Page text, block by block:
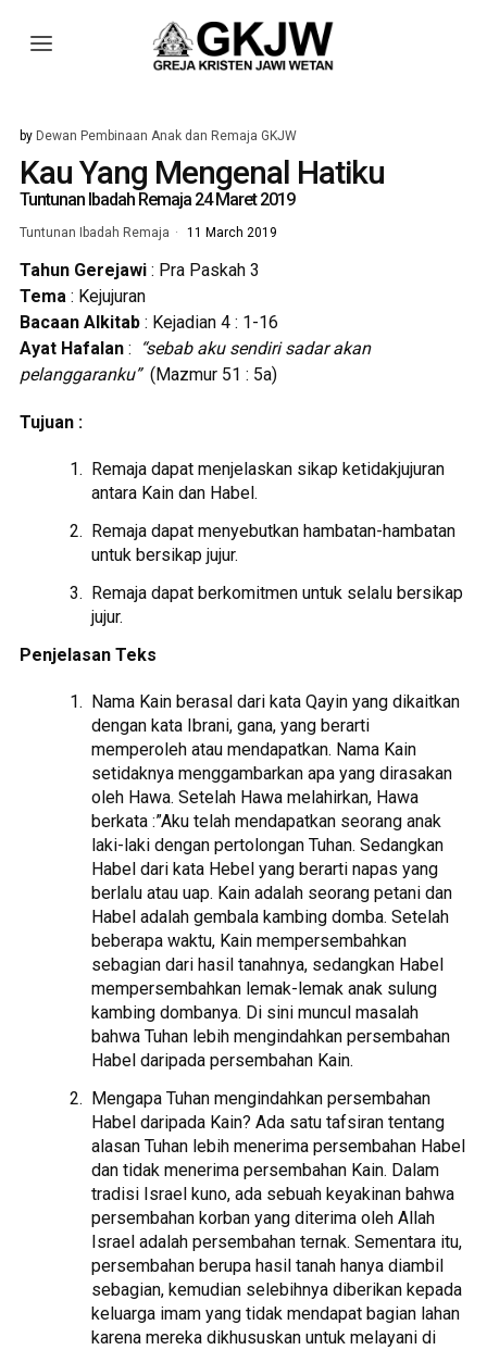
by Dewan Pembinaan Anak dan Remaja GKJW
Kau Yang Mengenal Hatiku
Tuntunan Ibadah Remaja 24 Maret 2019
Tuntunan Ibadah Remaja 11 March 2019
Tahun Gerejawi: Pra Paskah 3
Tema: Kejujuran
Bacaan Alkitab: Kejadian 4 : 1-16
Ayat Hafalan:
“sebab aku sendiri sadar akan
pelanggaranku” (Mazmur 51 : 5a)
Tujuan :
Remaja dapat menjelaskan sikap ketidakjujuran
antara Kain dan Habel.
Remaja dapat menyebutkan hambatan-hambatan
untuk bersikap jujur.
Remaja dapat berkomitmen untuk selalu bersikap
jujur.
Penjelasan Teks
Nama Kain berasal dari kata Qayin yang dikaitkan
dengan kata Ibrani, gana, yang berarti
memperoleh atau mendapatkan. Nama Kain
setidaknya menggambarkan apa yang dirasakan
oleh Hawa. Setelah Hawa melahirkan, Hawa
berkata :”Aku telah mendapatkan seorang anak
laki-laki dengan pertolongan Tuhan. Sedangkan
Habel dari kata Hebel yang berarti napas yang
berlalu atau uap. Kain adalah seorang petani dan
Habel adalah gembala kambing domba. Setelah
beberapa waktu, Kain mempersembahkan
sebagian dari hasil tanahnya, sedangkan Habel
mempersembahkan lemak-lemak anak sulung
kambing dombanya. Di sini muncul masalah
bahwa Tuhan lebih mengindahkan persembahan
Habel daripada persembahan Kain.
Mengapa Tuhan mengindahkan persembahan
Habel daripada Kain? Ada satu tafsiran tentang
alasan Tuhan lebih menerima persembahan Habel
dan tidak menerima persembahan Kain. Dalam
tradisi Israel kuno, ada sebuah keyakinan bahwa
persembahan korban yang diterima oleh Allah
Israel adalah persembahan ternak. Sementara itu,
persembahan berupa hasil tanah hanya diambil
sebagian, kemudian selebihnya diberikan kepada
keluarga imam yang tidak mendapat bagian lahan
karena mereka dikhususkan untuk melayani di